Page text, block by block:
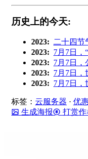
历史上的今天:
2023:
二十四节
2023: 7月7日，
2023: 7月7日，
2023: 7月7日，
2023: 7月7日，
标签： 云服务器 · 优
生成海报
打赏作